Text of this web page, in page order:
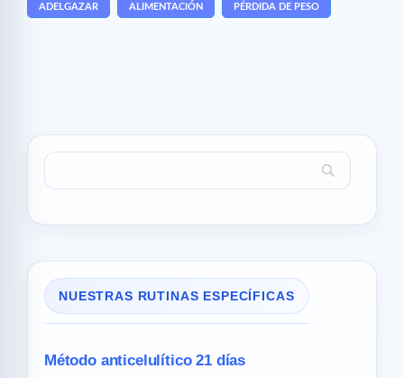
ADELGAZAR ALIMENTACIÓN PÉRDIDA DE PESO
NUESTRAS RUTINAS ESPECÍFICAS
Método anticelulítico 21 días